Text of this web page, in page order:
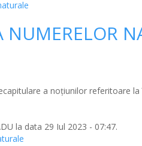
a noțiunilor referitoare
la data 29 Iul 2023 - 07:47.